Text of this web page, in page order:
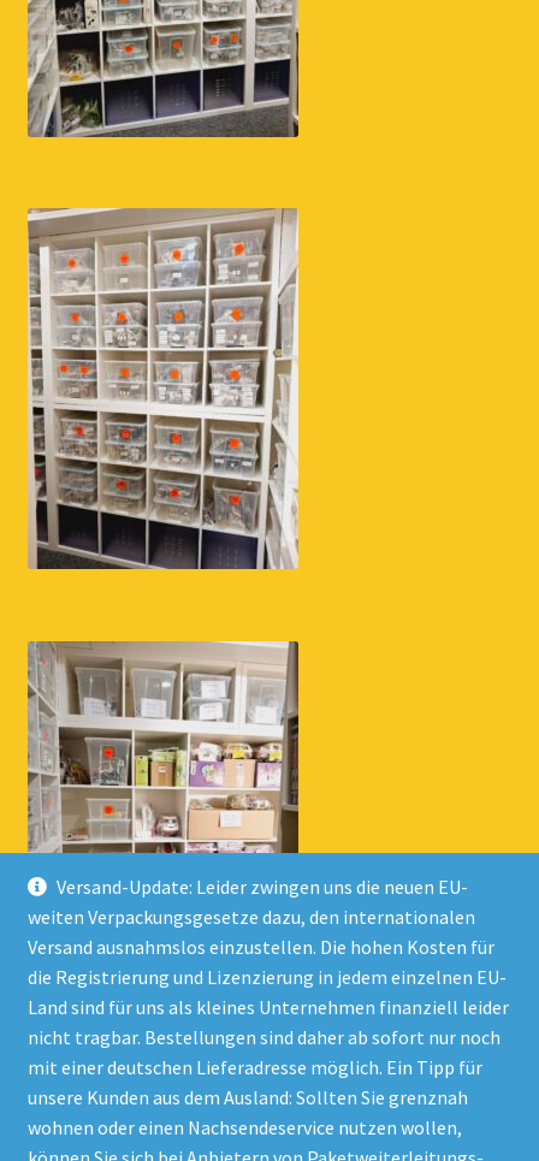
Versand-Update: Leider zwingen uns die neuen EU-
weiten Verpackungsgesetze dazu, den internationalen
Versand ausnahmslos einzustellen. Die hohen Kosten für
die Registrierung und Lizenzierung in jedem einzelnen EU-
Land sind für uns als kleines Unternehmen finanziell leider
nicht tragbar. Bestellungen sind daher ab sofort nur noch
mit einer deutschen Lieferadresse möglich. Ein Tipp für
unsere Kunden aus dem Ausland: Sollten Sie grenznah
wohnen oder einen Nachsendeservice nutzen wollen,
© Onlineshop Kinderlino 2026